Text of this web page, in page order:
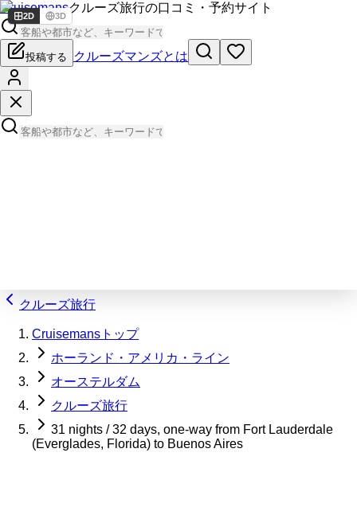
Cruisemansクルーズ旅行の口コミ・予約サイト
投稿する クルーズマンズとは
クルーズ旅行
Cruisemansトップ
ホーランド・アメリカ・ライン
オーステルダム
クルーズ旅行
31 nights / 32 days, one-way from Fort Lauderdale
(Everglades, Florida) to Buenos Aires
2D 3D